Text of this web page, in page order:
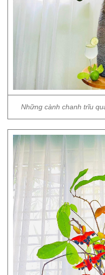
Những cành chanh trĩu